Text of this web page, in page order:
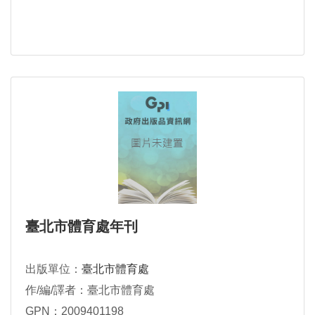
臺北市體育處年刊
出版單位： 臺北市體育處
作/編/譯者：臺北市體育處
GPN：2009401198